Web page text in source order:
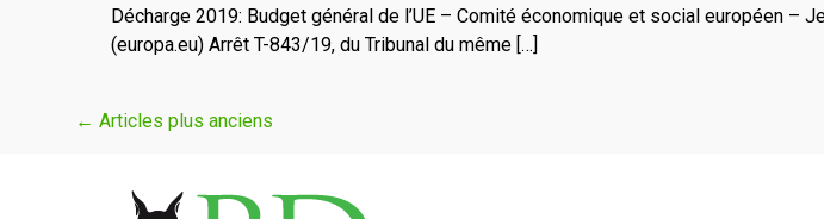
Décharge 2019: Budget général de l’UE – Comité économique et social européen –
(europa.eu) Arrêt T-843/19, du Tribunal du même […]
Navigation
← Articles plus anciens